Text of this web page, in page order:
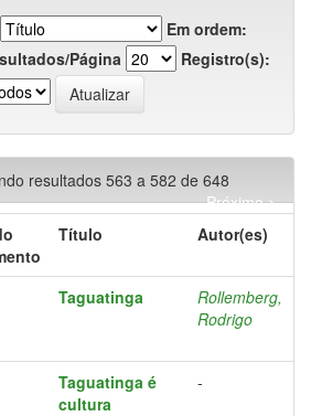
Em ordem:
Página
Registro(s):
resultados 563 a 582 de 648
Próximo >
Título Autor(es)
Taguatinga
Rollemberg,
Rodrigo
Taguatinga é
cultura
-